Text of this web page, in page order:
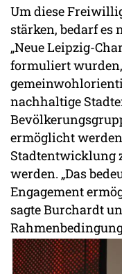
Um diese
stärken, bedarf es
„Neue Leipzig-
formuliert
nachhaltige
ermöglicht
Stadtentwicklung
werden. „Das
Engagement
sagte Burchardt